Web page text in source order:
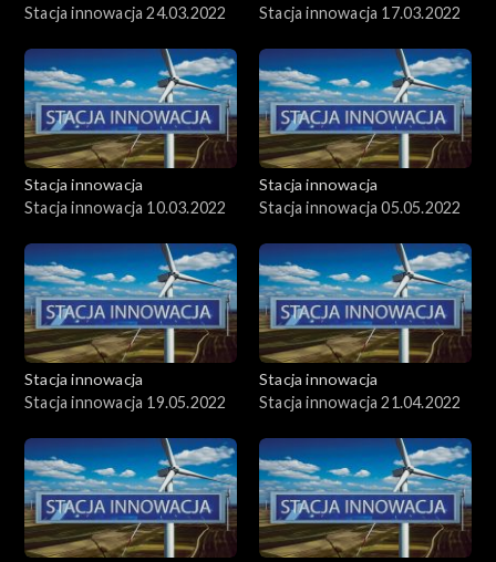
Stacja innowacja 24.03.2022
Stacja innowacja 17.03.2022
Stacja innowacja
Stacja innowacja 10.03.2022
Stacja innowacja
Stacja innowacja 05.05.2022
Stacja innowacja
Stacja innowacja 19.05.2022
Stacja innowacja
Stacja innowacja 21.04.2022